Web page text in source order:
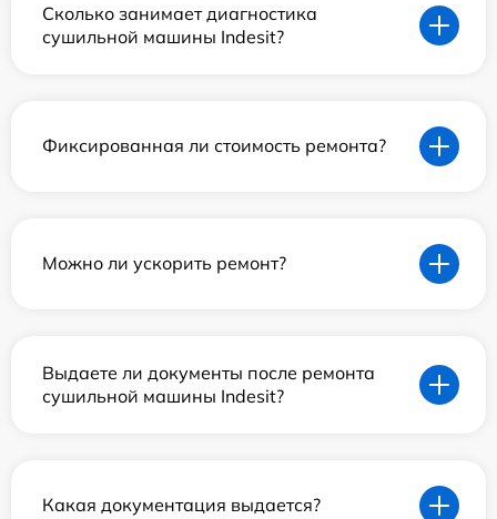
Сколько занимает диагностика
сушильной машины Indesit?
Фиксированная ли стоимость ремонта?
Можно ли ускорить ремонт?
Выдаете ли документы после ремонта
сушильной машины Indesit?
Какая документация выдается?